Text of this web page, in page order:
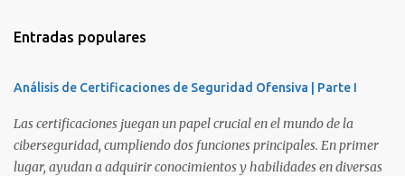
Entradas populares
Análisis de Certificaciones de Seguridad Ofensiva | Parte I
Las certificaciones juegan un papel crucial en el mundo de la
ciberseguridad, cumpliendo dos funciones principales. En primer
lugar, ayudan a adquirir conocimientos y habilidades en diversas